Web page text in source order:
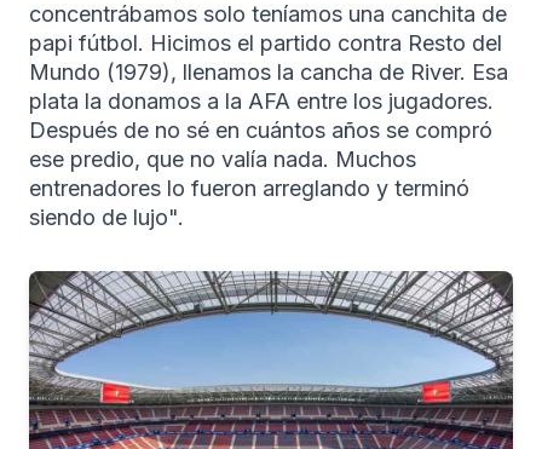
concentrábamos solo teníamos una canchita de
papi fútbol. Hicimos el partido contra Resto del
Mundo (1979), llenamos la cancha de River. Esa
plata la donamos a la AFA entre los jugadores.
Después de no sé en cuántos años se compró
ese predio, que no valía nada. Muchos
entrenadores lo fueron arreglando y terminó
siendo de lujo".